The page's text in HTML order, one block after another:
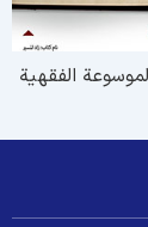
6 ص 18 و کتاب «الموسوعة الفقهیة